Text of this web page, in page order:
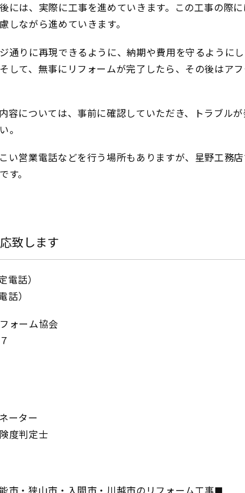
には、実際に工事を進めていきます。この工事の際
しながら進めていきます。
通りに再現できるように、納期や費用を守るように
して、無事にリフォームが完了したら、その後はア
容については、事前に確認していただき、トラブル
。
い営業電話などを行う場所もありますが、星野工務
す。
致します
話）
）
ォーム協会
ーター
度判定士
市・狭山市・入間市・川越市のリフォーム工事■